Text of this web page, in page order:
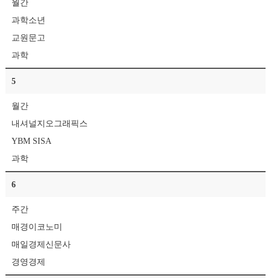
월간
과학소년
교원문고
과학
5
월간
내셔널지오그래픽스
YBM SISA
과학
6
주간
매경이코노미
매일경제신문사
경영경제